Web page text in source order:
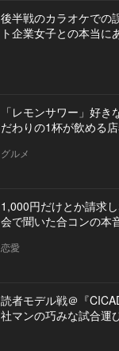
後半戦のカラオケでの
ト企業女子との本当に
「レモンサワー」好き
だわりの1杯が飲める
グルメ
1,000円だけとか請求
会で聞いた合コンの本
恋愛
読者モデル戦＠『
社マンの巧みな試合運